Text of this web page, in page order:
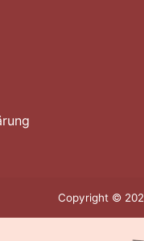
Copyright ©